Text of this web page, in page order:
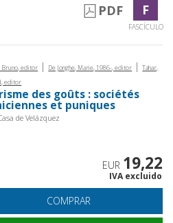
PDF F
FASCÍCULO
Bruno, editor | De Jonghe, Marie, 1986-, editor | Tahar,
editor
des goûts : sociétés
et puniques
de Velázquez
EUR 19,22
IVA excluido
COMPRAR